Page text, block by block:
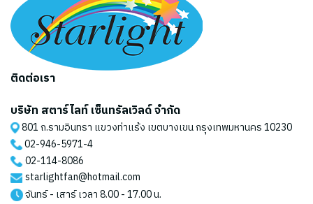
ติดต่อเรา
บริษัท สตาร์ไลท์ เซ็นทรัลเวิลด์ จำกัด
801 ถ.รามอินทรา แขวงท่าแร้ง เขตบางเขน กรุงเทพมหานคร 10230
02-946-5971-4
02-114-8086
starlightfan@hotmail.com
จันทร์ - เสาร์ เวลา 8.00 - 17.00 น.